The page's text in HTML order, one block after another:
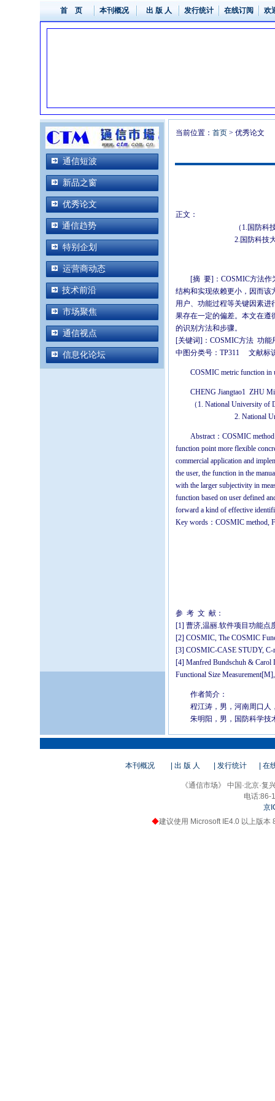
首 页 本刊概况 出 版 人 发行统计 在线订阅 欢
通信短波
新品之窗
优秀论文
通信趋势
特别企划
运营商动态
技术前沿
市场聚焦
通信视点
信息化论坛
当前位置： 首页 > 优秀论文
正文：
（1.国防科技大学
2.国防科技大学计算
[摘 要]：COSMIC方法作
结构和实现依赖更小，因而该
用户、功能过程等关键因素
果存在一定的偏差。本文在遵
的识别方法和步骤。
[关键词]：COSMIC方法 功能
中图分类号：TP311 文献
COSMIC metric function in
CHENG Jiangtao1 ZHU
（1. National University of
2. National University of
Abstract：COSMIC method
function point more flexible
commercial application and
the user, the function in the
with the larger subjectivity in
function based on user defined
forward a kind of effective
Key words：COSMIC method,
参 考 文 献：
[1] 曹济,温丽.软件项目功能点
[2] COSMIC, The COSMIC
[3] COSMIC-CASE STUDY, C-
[4] Manfred Bundschuh & Carol
Functional Size
作者简介：
程江涛，男，河南周口人，
朱明阳，男，国防科学技术
本刊概况 | 出 版 人 | 发行统计 | 在
《通信市场》 中国·北京·
电话:86-
京
◆建议使用 Microsoft IE4.0 以上版本